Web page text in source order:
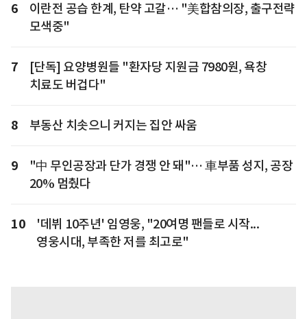
6
이란전 공습 한계, 탄약 고갈… "美합참의장, 출구전략
모색중"
7
[단독] 요양병원들 "환자당 지원금 7980원, 욕창
치료도 버겁다"
8 부동산 치솟으니 커지는 집안 싸움
9
"中 무인공장과 단가 경쟁 안 돼"… 車부품 성지, 공장
20% 멈췄다
10
'데뷔 10주년' 임영웅, "20여명 팬들로 시작...
영웅시대, 부족한 저를 최고로"